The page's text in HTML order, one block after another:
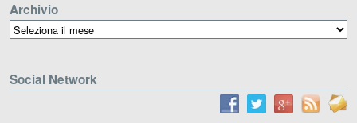
Archivio
Archivio
Social Network